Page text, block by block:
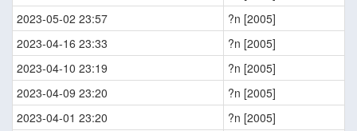
2023-05-02 23:57
?n [2005]
2023-04-16 23:33
?n [2005]
2023-04-10 23:19
?n [2005]
2023-04-09 23:20
?n [2005]
2023-04-01 23:20
?n [2005]